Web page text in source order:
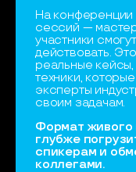
На конференции
сессий —
участники
действовать.
реальные
техники,
эксперты
своим задачам.
Формат живого
глубже
спикерам и
коллегами.